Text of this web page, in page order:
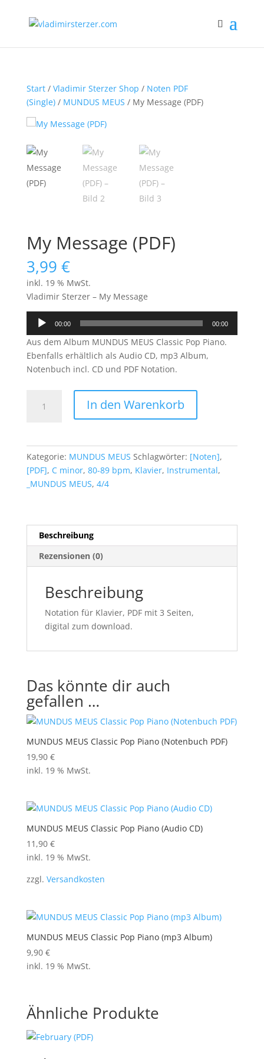
Start/ Vladimir Sterzer Shop / Noten PDF
(Single)/ MUNDUS MEUS / My Message (PDF)
My Message (PDF)
3,99 €
inkl. 19 % MwSt.
Vladimir Sterzer – My Message
Audio-
Player
00:00 00:00
Aus dem Album MUNDUS MEUS Classic Pop Piano.
Ebenfalls erhältlich als Audio CD, mp3 Album,
Notenbuch incl. CD und PDF Notation.
Message
In den Warenkorb
Kategorie: MUNDUS MEUS Schlagwörter: [Noten],
[PDF], C minor, 80-89 bpm, Klavier, Instrumental,
_MUNDUS MEUS, 4/4
Beschreibung
Rezensionen (0)
Beschreibung
Notation für Klavier, PDF mit 3 Seiten,
digital zum download.
Das könnte dir auch
gefallen …
MUNDUS MEUS Classic Pop Piano (Notenbuch PDF)
19,90 €
inkl. 19 % MwSt.
MUNDUS MEUS Classic Pop Piano (Audio CD)
11,90 €
inkl. 19 % MwSt.
zzgl. Versandkosten
MUNDUS MEUS Classic Pop Piano (mp3 Album)
9,90 €
inkl. 19 % MwSt.
Ähnliche Produkte